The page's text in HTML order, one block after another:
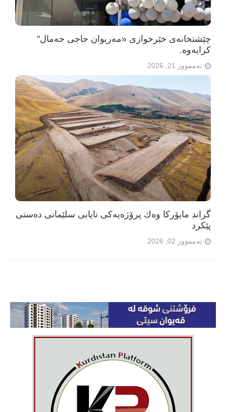
چێشتخانەی خێرخوازی «مەریوان حاجی جەمال"
كرایه‌وه‌.
تەممووز 21, 2026
گراند مایۆرکا وەك پرۆژەیەکی نایابی سلێمانی دەستی
پێکرد
تەممووز 02, 2026